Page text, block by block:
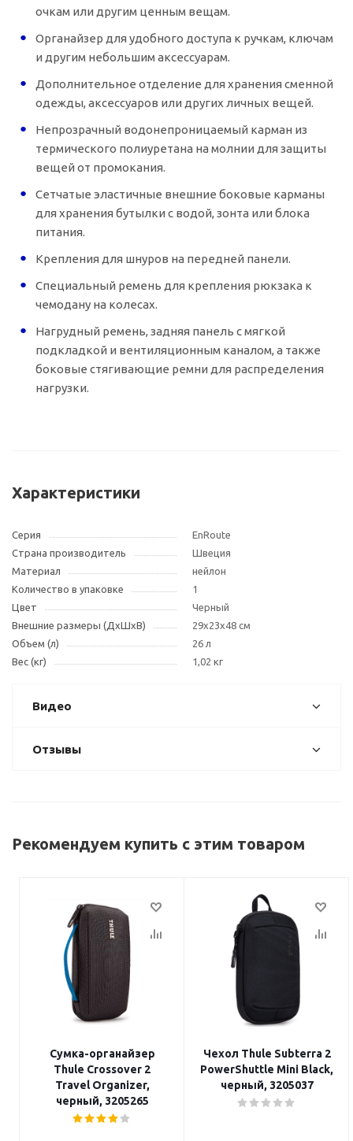
очкам или другим ценным вещам.
Органайзер для удобного доступа к ручкам, ключам
и другим небольшим аксессуарам.
Дополнительное отделение для хранения сменной
одежды, аксессуаров или других личных вещей.
Непрозрачный водонепроницаемый карман из
термического полиуретана на молнии для защиты
вещей от промокания.
Сетчатые эластичные внешние боковые карманы
для хранения бутылки с водой, зонта или блока
питания.
Крепления для шнуров на передней панели.
Специальный ремень для крепления рюкзака к
чемодану на колесах.
Нагрудный ремень, задняя панель с мягкой
подкладкой и вентиляционным каналом, а также
боковые стягивающие ремни для распределения
нагрузки.
Характеристики
Серия
EnRoute
Страна производитель
Швеция
Материал
нейлон
Количество в упаковке
1
Цвет
Черный
Внешние размеры (ДxШxВ)
29x23x48 см
Объем (л)
26 л
Вес (кг)
1,02 кг
Видео
Отзывы
Рекомендуем купить с этим товаром
Сумка-органайзер
Thule Crossover 2
Travel Organizer,
черный, 3205265
Чехол Thule Subterra 2
PowerShuttle Mini Black,
черный, 3205037